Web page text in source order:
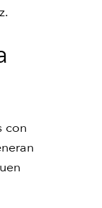
con